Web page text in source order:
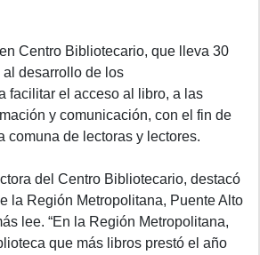
Centro Bibliotecario, que lleva 30
desarrollo de los
facilitar el acceso al libro, a las
y comunicación, con el fin de
comuna de lectoras y lectores.
del Centro Bibliotecario, destacó
la Región Metropolitana, Puente Alto
lee. “En la Región Metropolitana,
que más libros prestó el año